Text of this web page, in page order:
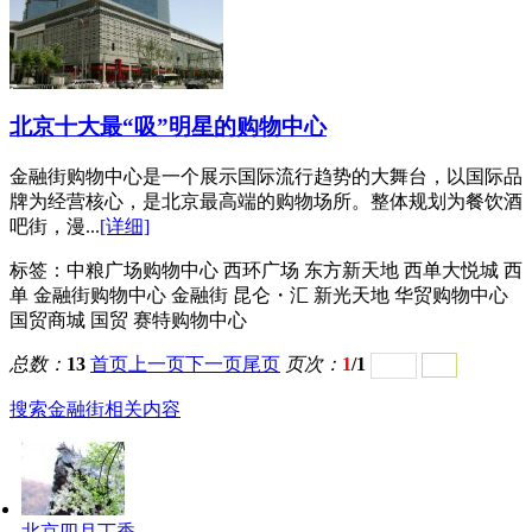
北京十大最“吸”明星的购物中心
金融街购物中心是一个展示国际流行趋势的大舞台，以国际品
牌为经营核心，是北京最高端的购物场所。整体规划为餐饮酒
吧街，漫...[详细]
标签： 中粮广场购物中心 西环广场 东方新天地 西单大悦城 西
单 金融街购物中心 金融街 昆仑・汇 新光天地 华贸购物中心
国贸商城 国贸 赛特购物中心
总数： 13 首页 上一页下一页尾页 页次： 1/1
搜索金融街相关内容